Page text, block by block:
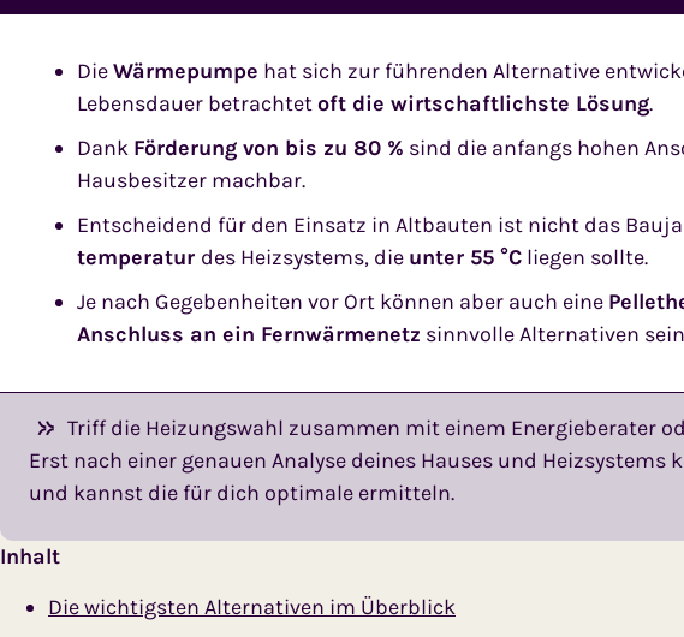
DieWärmepumpe hat sich zur führenden Alternative
Lebensdauer betrachtetoft die wirtschaftlichste Lösung.
Dank Förderung von bis zu 80 % sind die anfangs hohen
Hausbesitzer machbar.
Entscheidend für den Einsatz in Altbauten ist nicht das
temperatur des Heizsystems, die unter 55 °C liegen sollte.
Je nach Gegebenheiten vor Ort können aber auch eine
Anschluss an ein Fernwärmenetz sinnvolle Alternativen
Triff die Heizungswahl zusammen mit einem Energieberater
Erst nach einer genauen Analyse deines Hauses und Heizsystems
und kannst die für dich optimale ermitteln.
Inhalt
Die wichtigsten Alternativen im Überblick